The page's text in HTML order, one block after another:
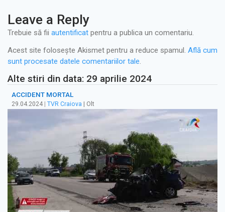
Leave a Reply
Trebuie să fii autentificat pentru a publica un comentariu.
Acest site folosește Akismet pentru a reduce spamul. Află cum
sunt procesate datele comentariilor tale.
Alte stiri din data: 29 aprilie 2024
ACCIDENT MORTAL
29.04.2024 TVR Craiova | Olt